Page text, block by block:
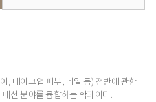
, 메이크업 피부, 네일 등) 전반에 관한
션 분야를 융합하는 학과이다.